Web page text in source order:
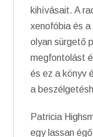
kihívásait. A
xenofóbia és
olyan sürgető
megfontolást
és ez a könyv
a
Patricia
egy lassan